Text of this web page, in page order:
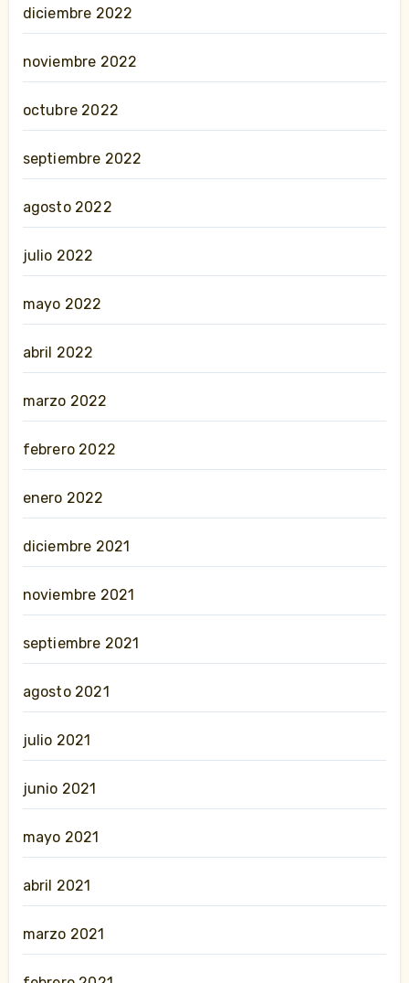
diciembre 2022
noviembre 2022
octubre 2022
septiembre 2022
agosto 2022
julio 2022
mayo 2022
abril 2022
marzo 2022
febrero 2022
enero 2022
diciembre 2021
noviembre 2021
septiembre 2021
agosto 2021
julio 2021
junio 2021
mayo 2021
abril 2021
marzo 2021